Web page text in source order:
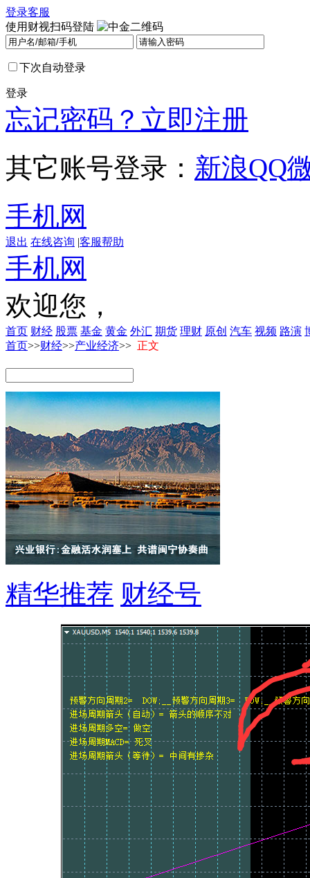
登录客服
使用财视扫码登陆
下次自动登录
登录
忘记密码？ 立即注册
其它账号登录： 新浪QQ
手机网
退出 在线咨询 |客服帮助
手机网
欢迎您，
首页 财经 股票 基金 黄金 外汇 期货 理财 原创 汽车 视频 路演
首页>>财经>>产业经济>> 正文
精华推荐 财经号